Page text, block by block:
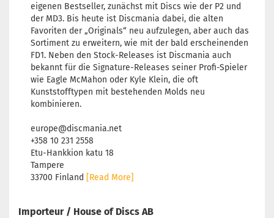
eigenen Bestseller, zunächst mit Discs wie der P2 und
der MD3. Bis heute ist Discmania dabei, die alten
Favoriten der „Originals“ neu aufzulegen, aber auch das
Sortiment zu erweitern, wie mit der bald erscheinenden
FD1. Neben den Stock-Releases ist Discmania auch
bekannt für die Signature-Releases seiner Profi-Spieler
wie Eagle McMahon oder Kyle Klein, die oft
Kunststofftypen mit bestehenden Molds neu
kombinieren.
europe@discmania.net
+358 10 231 2558
Etu-Hankkion katu 18
Tampere
33700 Finland [Read More]
Importeur / House of Discs AB